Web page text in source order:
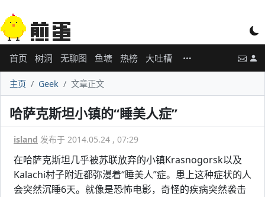
首页 树洞 无聊图 鱼塘 热榜 大吐槽
主页 Geek 文章正文
哈萨克斯坦小镇的“睡美人症”
island 发布于 2014.05.24 , 07:29
在哈萨克斯坦几乎被苏联放弃的小镇Krasnogorsk以及
Kalachi村子附近都弥漫着“睡美人”症。患上这种症状的人
会突然沉睡6天。就像是恐怖电影，奇怪的疾病突然袭击